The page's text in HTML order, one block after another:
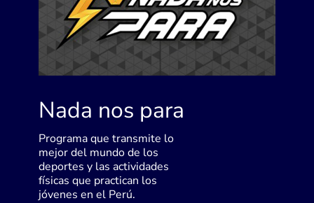
Nada nos para
Programa que transmite lo
mejor del mundo de los
deportes y las actividades
físicas que practican los
jóvenes en el Perú.